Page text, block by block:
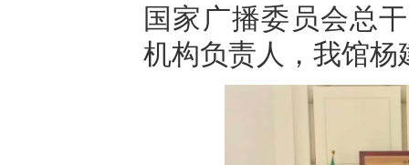
国家广播委员会总
机构负责人，我馆杨